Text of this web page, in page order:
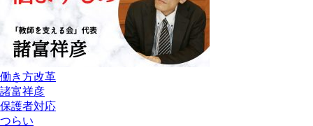
働き方改革
諸富祥彦
保護者対応
つらい